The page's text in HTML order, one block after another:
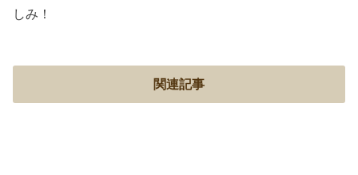
しみ！
関連記事